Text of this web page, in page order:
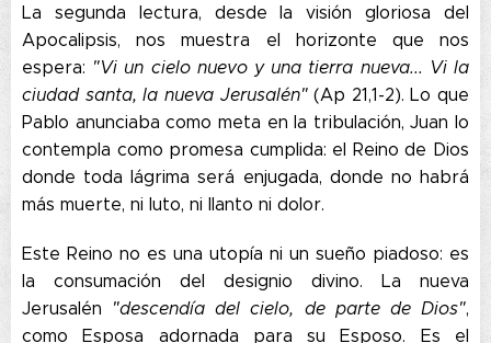
La segunda lectura, desde la visión gloriosa del
Apocalipsis, nos muestra el horizonte que nos
espera: "Vi un cielo nuevo y una tierra nueva... Vi la
ciudad santa, la nueva Jerusalén"(Ap 21,1-2). Lo que
Pablo anunciaba como meta en la tribulación, Juan lo
contempla como promesa cumplida: el Reino de Dios
donde toda lágrima será enjugada, donde no habrá
más muerte, ni luto, ni llanto ni dolor.
Este Reino no es una utopía ni un sueño piadoso: es
la consumación del designio divino. La nueva
Jerusalén "descendía del cielo, de parte de Dios",
como Esposa adornada para su Esposo. Es el